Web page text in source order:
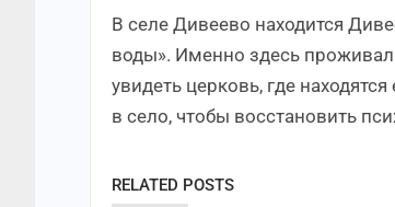
В селе Дивеево находится
воды». Именно здесь
увидеть церковь, где
в село, чтобы восстановить
RELATED POSTS